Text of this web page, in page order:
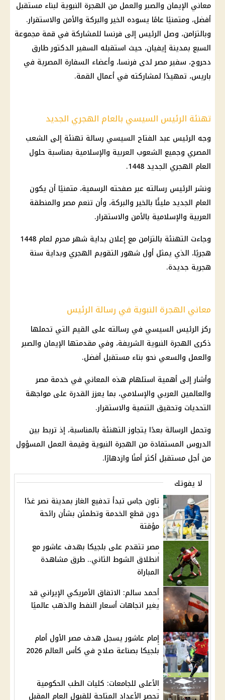
معاني الإيمان والصبر والعمل من الهجرة النبوية لبناء مستقبل
أفضل، ومتمنيًا عامًا يسوده الخير والبركة والأمن والاستقرار.
وبالتزامن، وصل الرئيس إلى فرنسا للمشاركة في قمة مجموعة
السبع بمدينة إيفيان، حيث استقبله السفير الدكتور طارق
دحروج، سفير مصر لدى فرنسا، وأعضاء السفارة المصرية في
باريس، تمهيدًا لمشاركته في أعمال القمة.
تهنئة الرئيس السيسي بالعام الهجري الجديد
وجه الرئيس عبد الفتاح السيسي رسالة تهنئة إلى الشعب
المصري وجميع الشعوب العربية والإسلامية بمناسبة حلول
العام الهجري الجديد 1448.
ونشر الرئيس رسالته عبر صفحته الرسمية، متمنيًا أن يكون
العام الجديد مليئًا بالخير والبركة، وأن تنعم مصر والمنطقة
العربية والإسلامية بالأمن والاستقرار.
وجاءت التهنئة بالتزامن مع إعلان بداية شهر محرم لعام 1448
هجريًا، الذي يمثل أول شهور التقويم الهجري وبداية سنة
هجرية جديدة.
معاني الهجرة النبوية في رسالة الرئيس
ركزالرئيس السيسي في رسالته على القيم التي تحملها
ذكرى الهجرة النبوية الشريفة، وفي مقدمتها الإيمان والصبر
والعمل والسعي نحو بناء مستقبل أفضل.
وأشار إلى أهمية استلهام هذه المعاني في خدمة مصر
والعالمين العربي والإسلامي، بما يعزز القدرة على مواجهة
التحديات وتحقيق التنمية والاستقرار.
وتحمل الرسالة بعدًا يتجاوز التهنئة بالمناسبة، إذ تربط بين
الدروس المستفادة من الهجرة النبوية وقيمة العمل المسؤول
من أجل مستقبل أكثر أمنًا وازدهارًا.
لا يفوتك
تاون جاس تبدأ تدفيع الغاز بمدينة نصر غدًا
دون قطع الخدمة وتطمئن بشأن رائحة
مؤقتة
مصر تتقدم على بلجيكا بهدف عاشور مع
انطلاق الشوط الثاني.. طرق مشاهدة
المباراة
أحمد سالم: الاتفاق الأمريكي الإيراني قد
يغير اتجاهات أسعار النفط والذهب عالميًا
إمام عاشور يسجل هدف مصر الأول أمام
بلجيكا بصناعة صلاح في كأس العالم 2026
الأعلى للجامعات: كليات الطب الحكومية
تحصر الأعداد المتاحة للقبول العام المقبل